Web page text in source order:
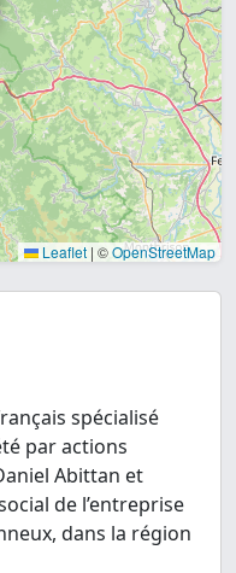
Leaflet | ©OpenStreetMap
spécialisé
par actions
Abittan et
de l’entreprise
dans la région